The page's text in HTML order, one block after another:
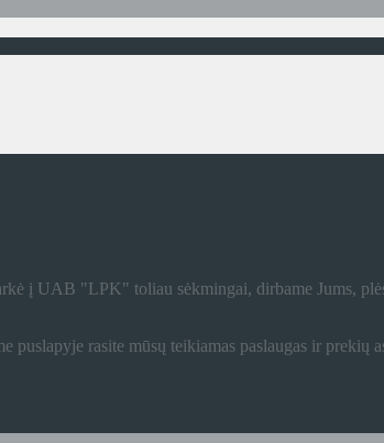
į UAB "LPK" toliau sėkmingai, dirbame Jums,
puslapyje rasite mūsų teikiamas paslaugas ir prekių